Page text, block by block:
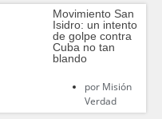
Movimiento San
Isidro: un intento
de golpe contra
Cuba no tan
blando
porMisión
Verdad